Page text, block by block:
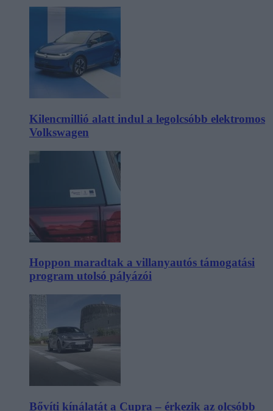
Kilencmillió alatt indul a legolcsóbb elektromos
Volkswagen
Hoppon maradtak a villanyautós támogatási
program utolsó pályázói
Bővíti kínálatát a Cupra – érkezik az olcsóbb